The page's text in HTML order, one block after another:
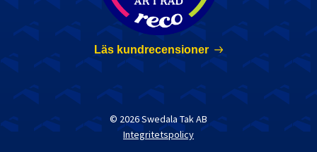
Läs kundrecensioner
© 2026 Swedala Tak AB
Integritetspolicy